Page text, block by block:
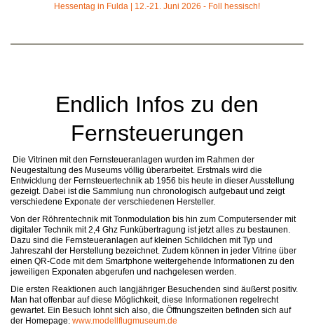
Hessentag in Fulda | 12.-21. Juni 2026 - Foll hessisch!
Endlich Infos zu den
Fernsteuerungen
Die Vitrinen mit den Fernsteueranlagen wurden im Rahmen der
Neugestaltung des Museums völlig überarbeitet. Erstmals wird die
Entwicklung der Fernsteuertechnik ab 1956 bis heute in dieser Ausstellung
gezeigt. Dabei ist die Sammlung nun chronologisch aufgebaut und zeigt
verschiedene Exponate der verschiedenen Hersteller.
Von der Röhrentechnik mit Tonmodulation bis hin zum Computersender mit
digitaler Technik mit 2,4 Ghz Funkübertragung ist jetzt alles zu bestaunen.
Dazu sind die Fernsteueranlagen auf kleinen Schildchen mit Typ und
Jahreszahl der Herstellung bezeichnet. Zudem können in jeder Vitrine über
einen QR-Code mit dem Smartphone weitergehende Informationen zu den
jeweiligen Exponaten abgerufen und nachgelesen werden.
Die ersten Reaktionen auch langjähriger Besuchenden sind äußerst positiv.
Man hat offenbar auf diese Möglichkeit, diese Informationen regelrecht
gewartet. Ein Besuch lohnt sich also, die Öffnungszeiten befinden sich auf
der Homepage: www.modellflugmuseum.de